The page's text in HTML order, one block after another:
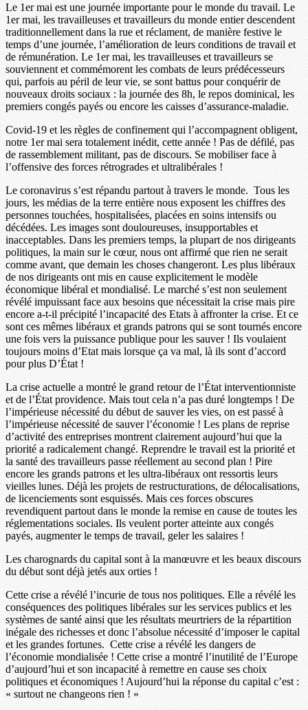
Le 1er mai est une journée importante pour le monde du travail. Le
1er mai, les travailleuses et travailleurs du monde entier descendent
traditionnellement dans la rue et réclament, de manière festive le
temps d’une journée, l’amélioration de leurs conditions de travail et
de rémunération. Le 1er mai, les travailleuses et travailleurs se
souviennent et commémorent les combats de leurs prédécesseurs
qui, parfois au péril de leur vie, se sont battus pour conquérir de
nouveaux droits sociaux : la journée des 8h, le repos dominical, les
premiers congés payés ou encore les caisses d’assurance-maladie.
Covid-19 et les règles de confinement qui l’accompagnent obligent,
notre 1er mai sera totalement inédit, cette année ! Pas de défilé, pas
de rassemblement militant, pas de discours. Se mobiliser face à
l’offensive des forces rétrogrades et ultralibérales !
Le coronavirus s’est répandu partout à travers le monde. Tous les
jours, les médias de la terre entière nous exposent les chiffres des
personnes touchées, hospitalisées, placées en soins intensifs ou
décédées. Les images sont douloureuses, insupportables et
inacceptables. Dans les premiers temps, la plupart de nos dirigeants
politiques, la main sur le cœur, nous ont affirmé que rien ne serait
comme avant, que demain les choses changeront. Les plus libéraux
de nos dirigeants ont mis en cause explicitement le modèle
économique libéral et mondialisé. Le marché s’est non seulement
révélé impuissant face aux besoins que nécessitait la crise mais pire
encore a-t-il précipité l’incapacité des Etats à affronter la crise. Et ce
sont ces mêmes libéraux et grands patrons qui se sont tournés encore
une fois vers la puissance publique pour les sauver ! Ils voulaient
toujours moins d’Etat mais lorsque ça va mal, là ils sont d’accord
pour plus D’État !
La crise actuelle a montré le grand retour de l’État interventionniste
et de l’État providence. Mais tout cela n’a pas duré longtemps ! De
l’impérieuse nécessité du début de sauver les vies, on est passé à
l’impérieuse nécessité de sauver l’économie ! Les plans de reprise
d’activité des entreprises montrent clairement aujourd’hui que la
priorité a radicalement changé. Reprendre le travail est la priorité et
la santé des travailleurs passe réellement au second plan ! Pire
encore les grands patrons et les ultra-libéraux ont ressortis leurs
vieilles lunes. Déjà les projets de restructurations, de délocalisations,
de licenciements sont esquissés. Mais ces forces obscures
revendiquent partout dans le monde la remise en cause de toutes les
réglementations sociales. Ils veulent porter atteinte aux congés
payés, augmenter le temps de travail, geler les salaires !
Les charognards du capital sont à la manœuvre et les beaux discours
du début sont déjà jetés aux orties !
Cette crise a révélé l’incurie de tous nos politiques. Elle a révélé les
conséquences des politiques libérales sur les services publics et les
systèmes de santé ainsi que les résultats meurtriers de la répartition
inégale des richesses et donc l’absolue nécessité d’imposer le capital
et les grandes fortunes. Cette crise a révélé les dangers de
l’économie mondialisée ! Cette crise a montré l’inutilité de l’Europe
d’aujourd’hui et son incapacité à remettre en cause ses choix
politiques et économiques ! Aujourd’hui la réponse du capital c’est :
« surtout ne changeons rien ! »